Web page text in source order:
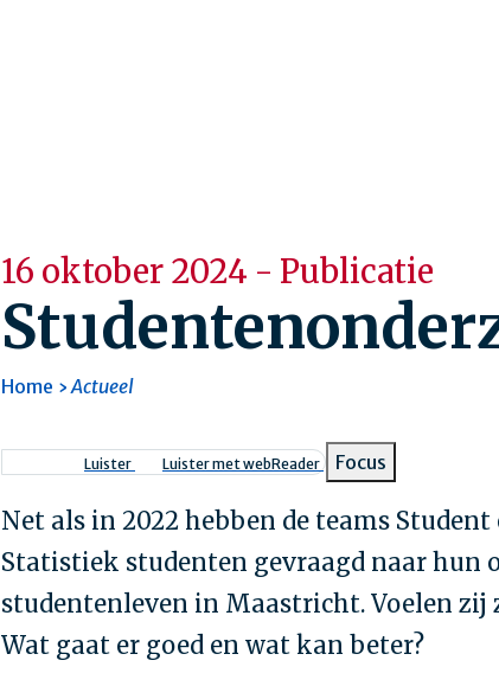
16 oktober 2024 - Publicatie
Kruimelpad
Home Actueel
Luister Luister met webReader Focus
Net als in 2022 hebben de teams Student
Statistiek studenten gevraagd naar hun
studentenleven in Maastricht. Voelen zij
Wat gaat er goed en wat kan beter?